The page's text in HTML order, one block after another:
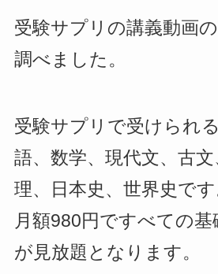
受験サプリの講義動画
調べました。
受験サプリで受けられ
語、数学、現代文、古
理、日本史、世界史です
月額980円ですべての基
が見放題となります。